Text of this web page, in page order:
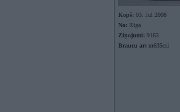
Kopš: 03. Jul 2008
No: Rīga
Ziņojumi: 9163
Braucu ar: m635csi